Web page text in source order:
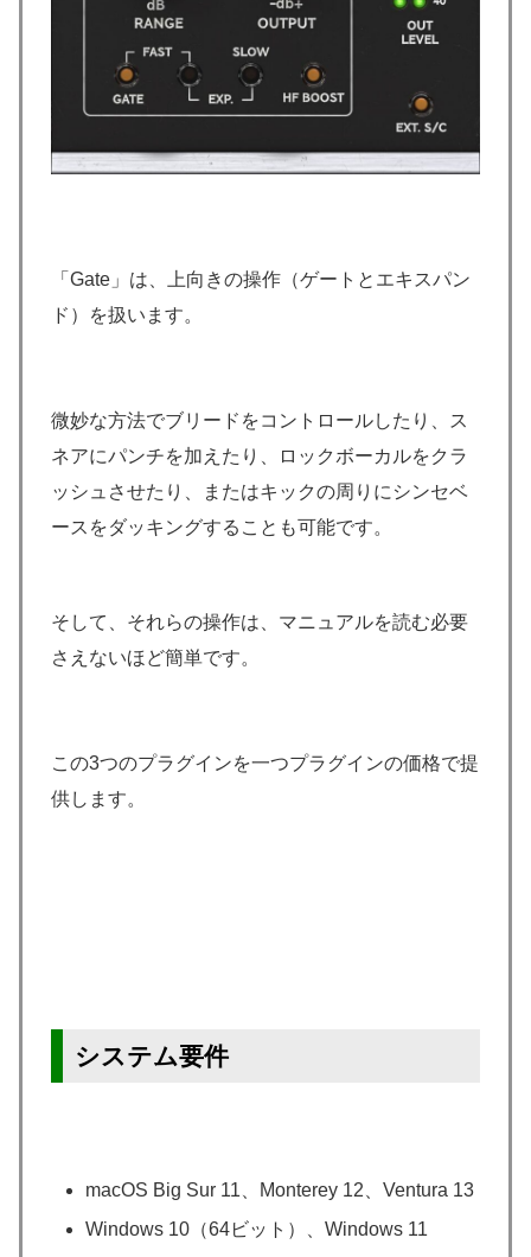
「Gate」は、上向きの操作（ゲートとエキスパン
ド）を扱います。
微妙な方法でブリードをコントロールしたり、ス
ネアにパンチを加えたり、ロックボーカルをクラ
ッシュさせたり、またはキックの周りにシンセベ
ースをダッキングすることも可能です。
そして、それらの操作は、マニュアルを読む必要
さえないほど簡単です。
この3つのプラグインを一つプラグインの価格で提
供します。
システム要件
macOS Big Sur 11、Monterey 12、Ventura 13
Windows 10（64ビット）、Windows 11